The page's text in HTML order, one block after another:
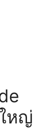
หญ่